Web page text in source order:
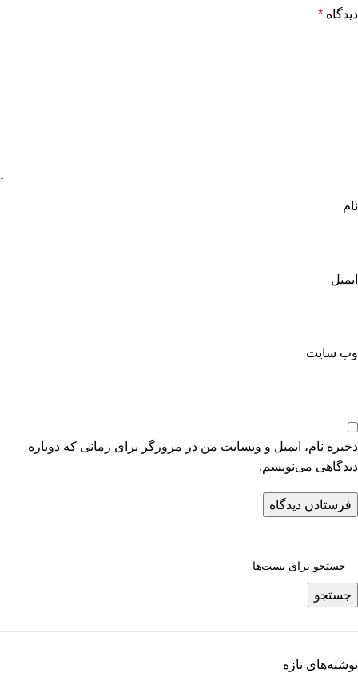
دیدگاه *
نام
ایمیل
وب‌ سایت
ذخیره نام، ایمیل و وبسایت من در مرورگر برای زمانی که دوباره
دیدگاهی می‌نویسم.
جستجو
نوشته‌های تازه